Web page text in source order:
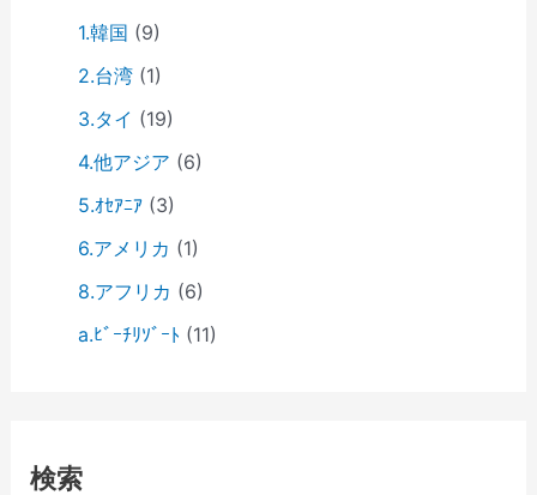
1.韓国 (9)
2.台湾(1)
3.タイ (19)
4.他アジア (6)
5.ｵｾｱﾆｱ(3)
6.アメリカ (1)
8.アフリカ (6)
a.ﾋﾞｰﾁﾘｿﾞｰﾄ (11)
検索